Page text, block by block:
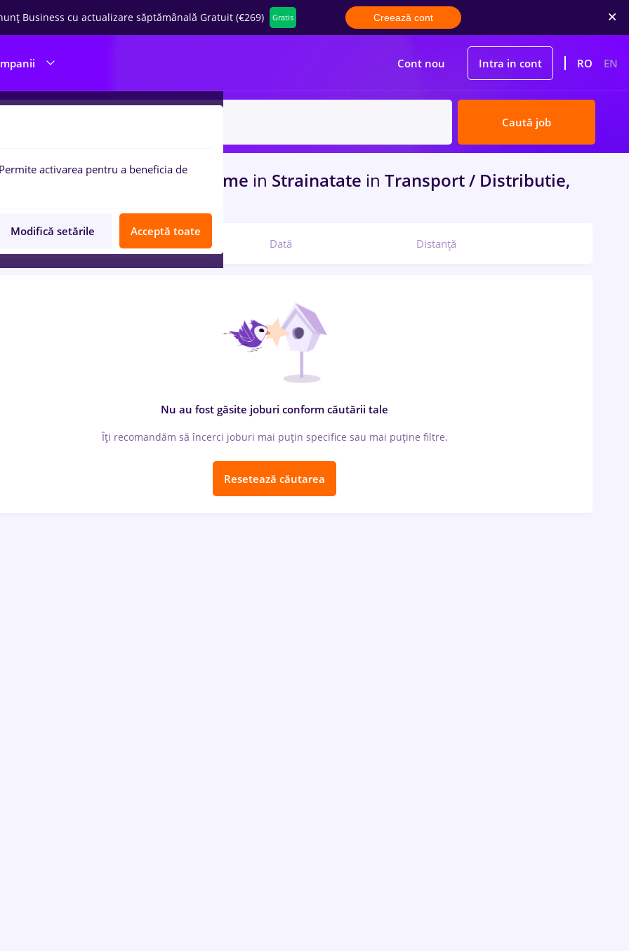
Business cu actualizare săptămânală Gratuit (€269) Gratis Creează cont
Cont nou Intra in cont RO EN
Caută job
de muncacu salarii Full time in Strainatate in Transport / Distributie,
Relevanță Dată Distanță
Nu au fost găsite joburi conform căutării tale
Îți recomandăm să încerci joburi mai puțin specifice sau mai puține filtre.
Resetează căutarea
Permite activarea pentru a beneficia de
Modifică setările Acceptă toate